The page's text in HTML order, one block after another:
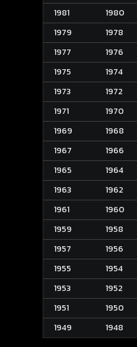
1981
1980
1979
1978
1977
1976
1975
1974
1973
1972
1971
1970
1969
1968
1967
1966
1965
1964
1963
1962
1961
1960
1959
1958
1957
1956
1955
1954
1953
1952
1951
1950
1949
1948